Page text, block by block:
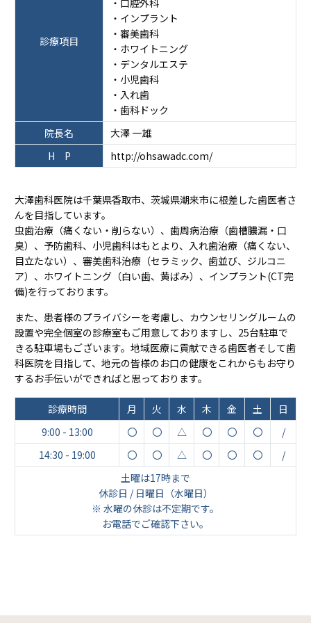
診療項目
・インプラント
・審美歯科
・ホワイトニング
・デンタルエステ
・小児歯科
・入れ歯
・歯科ドック
院長名
大澤 一雄
H P
http://ohsawadc.com/
大澤歯科医院は千葉県香取市、茨城県潮来市に根差した歯医者さ
んを目指しています。
虫歯治療（痛くない・削らない）、歯周病治療（歯槽膿漏・口
臭）、予防歯科、小児歯科はもとより、入れ歯治療（痛くない、
目立たない）、審美歯科治療（セラミック、歯並び、ジルコニ
ア）、ホワイトニング（白い歯、黄ばみ）、インプラント(CT完
備)を行っております。
また、患者様のプライバシーを考慮し、カウンセリングルームの
設置や完全個室の診療室もご用意しておりますし、25台駐車で
きる駐車場もございます。地域医療に貢献できる歯医者そして歯
科医院を目指して、地元の皆様のお口の健康をこれからもお守り
するお手伝いができればと思っております。
診療時間 月 火 水 木 金 土
日
9:00 - 13:00
〇 〇 △ 〇 〇 〇
/
14:30 - 19:00
〇 〇 △ 〇 〇 〇
/
土曜は17時まで
休診日 / 日曜日（水曜日）
※ 水曜の休診は不定期です。
お電話でご確認下さい。